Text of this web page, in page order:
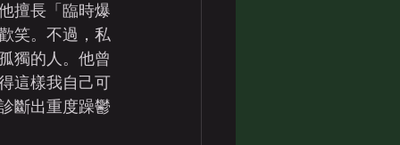
擅長「臨時爆
笑。不過，私
獨的人。他曾
這樣我自己可
斷出重度躁鬱